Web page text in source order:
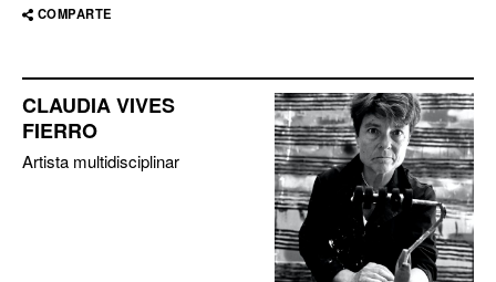
COMPARTE
CLAUDIA VIVES
FIERRO
Artista multidisciplinar